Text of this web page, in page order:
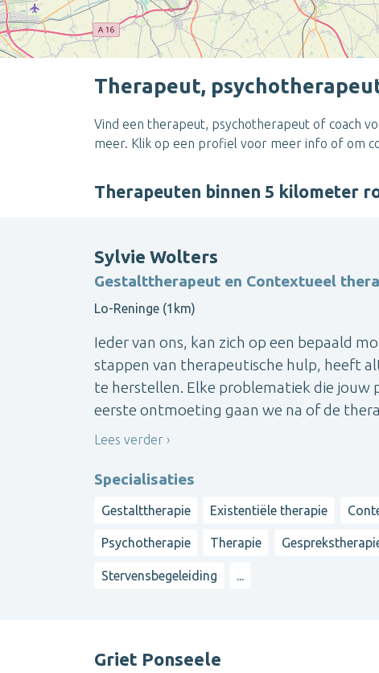
Therapeut,
Vind een therapeut, psychotherapeut of coach
meer. Klik op een profiel voor meer info of om
Therapeuten binnen 5 kilometer
Sylvie Wolters
Gestalttherapeut en Contextueel
Lo-Reninge (1km)
Ieder van ons, kan zich op een bepaald
stappen van therapeutische hulp, heeft
te herstellen. Elke problematiek die jouw
eerste ontmoeting gaan we na of de
Lees verder
Specialisaties
Gestalttherapie Existentiële therapie
Psychotherapie Therapie
Stervensbegeleiding
Griet Ponseele